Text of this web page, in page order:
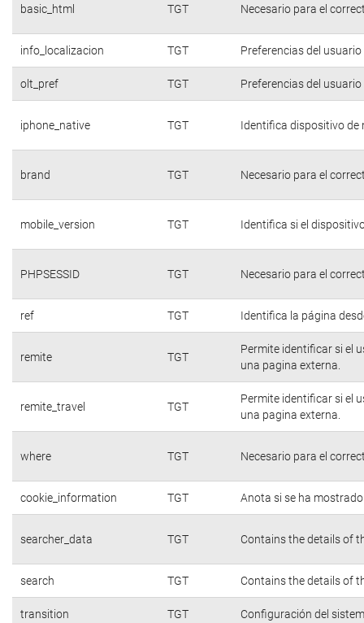
basic_html TGT Necesario para el
info_localizacion TGT Preferencias del
olt_pref TGT Preferencias del
iphone_native TGT Identifica dispositivo de
brand TGT Necesario para el
mobile_version TGT Identifica si el
PHPSESSID TGT Necesario para el
ref TGT Identifica la página
remite TGT
Permite identificar si el
una pagina externa.
remite_travel TGT
Permite identificar si el
una pagina externa.
where TGT Necesario para el
cookie_information TGT Anota si se ha
searcher_data TGT Contains the details of
search TGT Contains the details of
transition TGT Configuración del